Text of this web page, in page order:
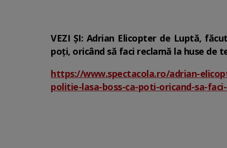
VEZI ȘI: Adrian Elicopter de Luptă,
poți, oricând să faci reclamă la huse de
https://www.spectacola.ro/adrian-
politie-lasa-boss-ca-poti-oricand-sa-